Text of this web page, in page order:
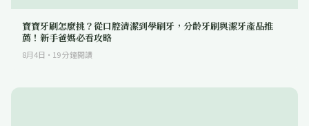
寶寶牙刷怎麼挑？從口腔清潔到學刷牙，分齡牙刷與潔牙產品推
薦！新手爸媽必看攻略
8月4日 · 19分鐘閱讀